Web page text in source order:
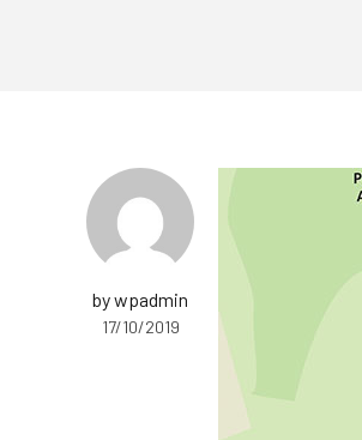
by wpadmin
17/10/2019